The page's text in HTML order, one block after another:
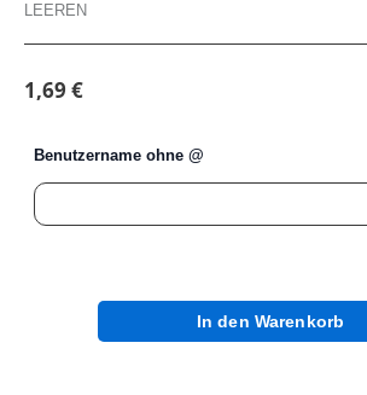
LEEREN
1,69 €
Benutzername ohne @
In den Warenkorb